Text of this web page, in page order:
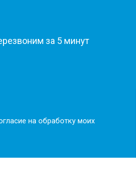
за 5 минут
на обработку моих